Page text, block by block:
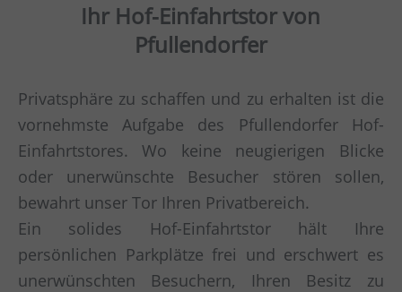
Ihr Hof-Einfahrtstor von
Pfullendorfer
Privatsphäre zu schaffen und zu erhalten ist die
vornehmste Aufgabe des Pfullendorfer Hof-
Einfahrtstores. Wo keine neugierigen Blicke
oder unerwünschte Besucher stören sollen,
bewahrt unser Tor Ihren Privatbereich.
Ein solides Hof-Einfahrtstor hält Ihre
persönlichen Parkplätze frei und erschwert es
unerwünschten Besuchern, Ihren Besitz zu